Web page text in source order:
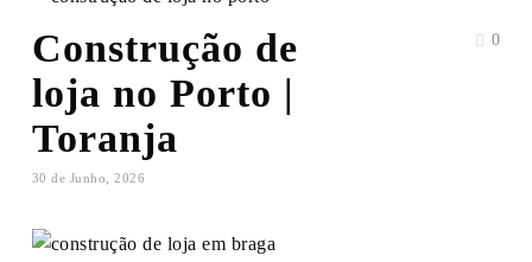
Construção de
loja no Porto |
Toranja
30 de Junho, 2026
0